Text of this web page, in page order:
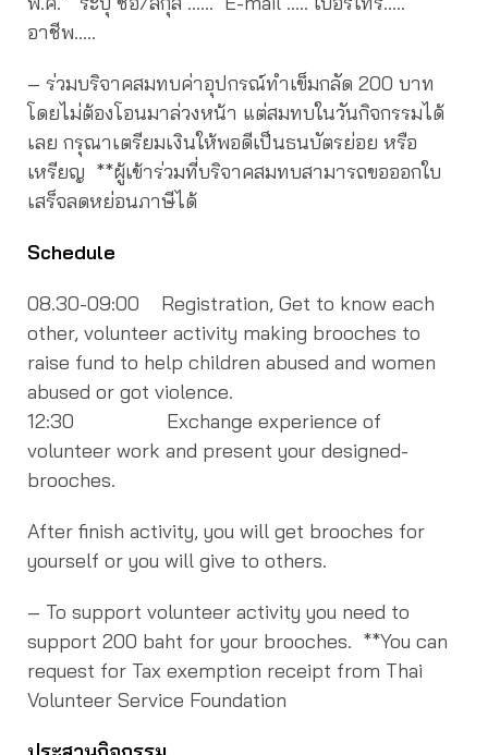
อาชีพ…..
– ร่วมบริจาคสมทบค่าอุปกรณ์ทำเข็มกลัด 200 บาท
โดยไม่ต้องโอนมาล่วงหน้า แต่สมทบในวันกิจกรรมได้
เลย กรุณาเตรียมเงินให้พอดีเป็นธนบัตรย่อย หรือ
เหรียญ **ผู้เข้าร่วมที่บริจาคสมทบสามารถขอออกใบ
เสร็จลดหย่อนภาษีได้
Schedule
08.30-09:00 Registration, Get to know each
other, volunteer activity making brooches to
raise fund to help children abused and women
abused or got violence.
12:30 Exchange experience of
volunteer work and present your designed-
brooches.
After finish activity, you will get brooches for
yourself or you will give to others.
– To support volunteer activity you need to
support 200 baht for your brooches. **You can
request for Tax exemption receipt from Thai
Volunteer Service Foundation